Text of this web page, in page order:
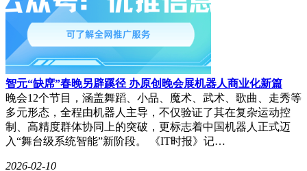
智元“缺席”春晚另辟蹊径 办原创晚会展机器人商业化新篇
晚会12个节目，涵盖舞蹈、小品、魔术、武术、歌曲、走秀等
多元形态，全程由机器人主导，不仅验证了其在复杂运动控
制、高精度群体协同上的突破，更标志着中国机器人正式迈
入“舞台级系统智能”新阶段。 《IT时报》记…
2026-02-10